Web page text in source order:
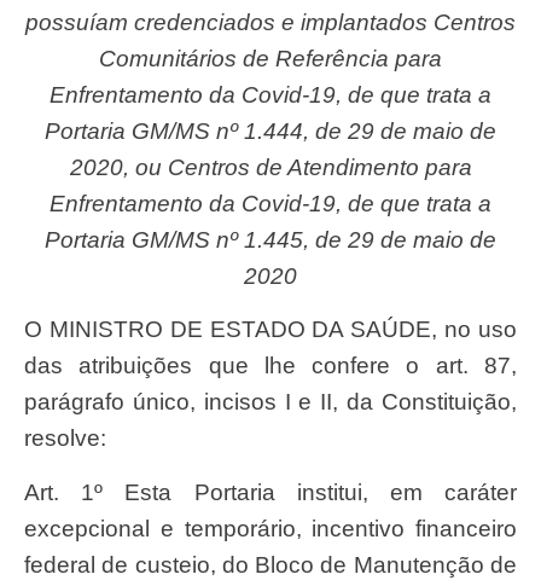
possuíam credenciados e implantados Centros
Comunitários de Referência para
Enfrentamento da Covid-19, de que trata a
Portaria GM/MS nº 1.444, de 29 de maio de
2020, ou Centros de Atendimento para
Enfrentamento da Covid-19, de que trata a
Portaria GM/MS nº 1.445, de 29 de maio de
2020
O MINISTRO DE ESTADO DA SAÚDE, no uso
das atribuições que lhe confere o art. 87,
parágrafo único, incisos I e II, da Constituição,
resolve:
Art. 1º Esta Portaria institui, em caráter
excepcional e temporário, incentivo financeiro
federal de custeio, do Bloco de Manutenção de